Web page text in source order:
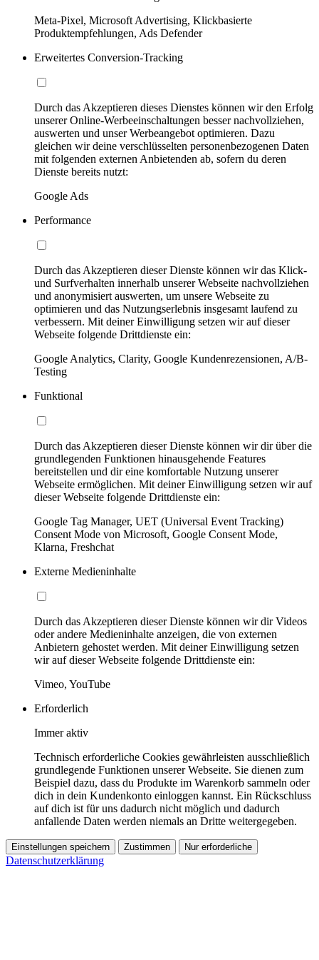
Meta-Pixel, Microsoft Advertising, Klickbasierte
Produktempfehlungen, Ads Defender
Erweitertes Conversion-Tracking
Durch das Akzeptieren dieses Dienstes können wir den Erfolg
unserer Online-Werbeeinschaltungen besser nachvollziehen,
auswerten und unser Werbeangebot optimieren. Dazu
gleichen wir deine verschlüsselten personenbezogenen Daten
mit folgenden externen Anbietenden ab, sofern du deren
Dienste bereits nutzt:
Google Ads
Performance
Durch das Akzeptieren dieser Dienste können wir das Klick-
und Surfverhalten innerhalb unserer Webseite nachvollziehen
und anonymisiert auswerten, um unsere Webseite zu
optimieren und das Nutzungserlebnis insgesamt laufend zu
verbessern. Mit deiner Einwilligung setzen wir auf dieser
Webseite folgende Drittdienste ein:
Google Analytics, Clarity, Google Kundenrezensionen, A/B-
Testing
Funktional
Durch das Akzeptieren dieser Dienste können wir dir über die
grundlegenden Funktionen hinausgehende Features
bereitstellen und dir eine komfortable Nutzung unserer
Webseite ermöglichen. Mit deiner Einwilligung setzen wir auf
dieser Webseite folgende Drittdienste ein:
Google Tag Manager, UET (Universal Event Tracking)
Consent Mode von Microsoft, Google Consent Mode,
Klarna, Freshchat
Externe Medieninhalte
Durch das Akzeptieren dieser Dienste können wir dir Videos
oder andere Medieninhalte anzeigen, die von externen
Anbietern gehostet werden. Mit deiner Einwilligung setzen
wir auf dieser Webseite folgende Drittdienste ein:
Vimeo, YouTube
Erforderlich
Immer aktiv
Technisch erforderliche Cookies gewährleisten ausschließlich
grundlegende Funktionen unserer Webseite. Sie dienen zum
Beispiel dazu, dass du Produkte im Warenkorb sammeln oder
dich in dein Kundenkonto einloggen kannst. Ein Rückschluss
auf dich ist für uns dadurch nicht möglich und dadurch
anfallende Daten werden niemals an Dritte weitergegeben.
Einstellungen speichern Zustimmen Nur erforderliche
Datenschutzerklärung